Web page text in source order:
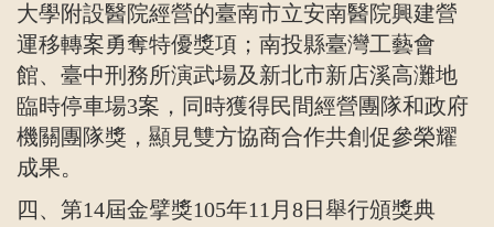
大學附設醫院經營的臺南市立安南醫院興建營
運移轉案勇奪特優獎項；南投縣臺灣工藝會
館、臺中刑務所演武場及新北市新店溪高灘地
臨時停車場3案，同時獲得民間經營團隊和政府
機關團隊獎，顯見雙方協商合作共創促參榮耀
成果。
四、第14屆金擘獎105年11 月 8日舉行頒獎典